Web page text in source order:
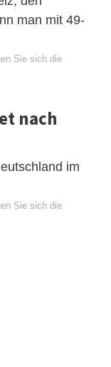
man mit 49-
Sie sich die
nach
im
Sie sich die